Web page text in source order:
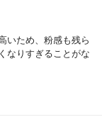
いため、粉感も残ら
なりすぎることがな